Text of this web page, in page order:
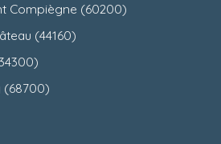
Compiègne (60200)
(44160)
(68700)